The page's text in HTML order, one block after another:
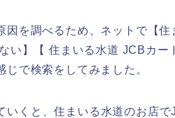
因を調べるため、ネットで【
い】【 住まいる水道 JCBカ
で検索をしてみました。
いくと、住まいる水道のお店